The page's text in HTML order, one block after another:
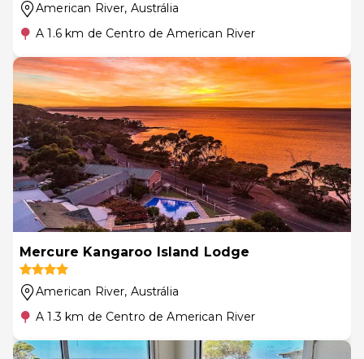
American River, Austrália
A 1.6 km de Centro de American River
Mercure Kangaroo Island Lodge
American River, Austrália
A 1.3 km de Centro de American River